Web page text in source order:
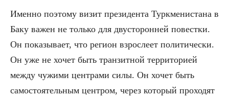
Именно поэтому визит президента Туркменистана в
Баку важен не только для двусторонней повестки.
Он показывает, что регион взрослеет политически.
Он уже не хочет быть транзитной территорией
между чужими центрами силы. Он хочет быть
самостоятельным центром, через который проходят